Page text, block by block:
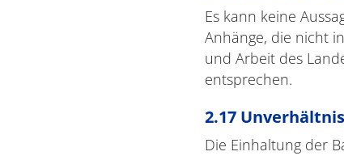
Es kann keine
Anhänge, die nicht
und Arbeit des
entsprechen.
2.17
Die Einhaltung der